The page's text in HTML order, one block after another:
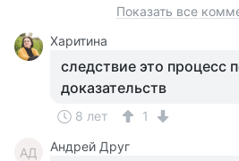
Показать все
Харитина
следствие это процесс
доказательств
8 лет 1
АД Андрей Друг